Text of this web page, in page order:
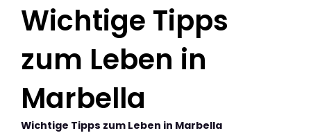
Wichtige Tipps
zum Leben in
Marbella
Wichtige Tipps zum Leben in Marbella